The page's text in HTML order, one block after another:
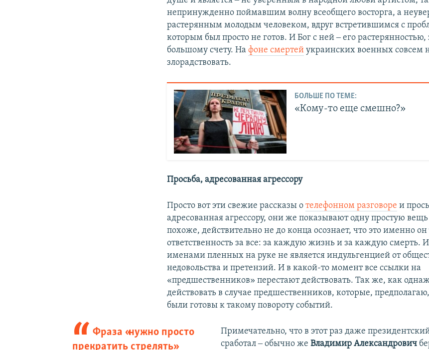
непринужденно поймавшим волну всеобщего восторга, а
растерянным молодым человеком, вдруг встретившимся с
которым был просто не готов. И Бог с ней ‒ его растерянностью,
большому счету. Нафоне смертей украинских военных совсем
злорадствовать.
БОЛЬШЕ ПО ТЕМЕ:
«Кому-то еще смешно?»
Просьба, адресованная агрессору
Просто вот эти свежие рассказы отелефонном разговоре и
адресованная агрессору, они же показывают одну простую вещь
похоже, действительно не до конца осознает, что это именно он
ответственность за все: за каждую жизнь и за каждую смерть. И
именами пленных на руке не является индульгенцией от
недовольства и претензий. И в какой-то момент все ссылки на
«предшественников» перестают действовать. Так же, как
действовать в случае предшественников, которые,
были готовы к такому повороту событий.
Фраза «нужно просто
прекратить стрелять»
Примечательно, что в этот раз даже
сработал ‒ обычно же Владимир Александрович